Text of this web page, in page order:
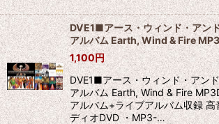
DVE1■アース・ウィンド・アン
アルバム Earth, Wind & Fire
1,100円
DVE1■アース・ウィンド・アン
アルバム Earth, Wind & Fire
アルバム+ライブアルバム収録
ディオDVD ・MP3-…